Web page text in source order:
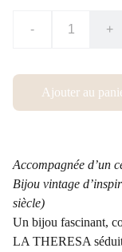
- +
Ajouter au
Accompagnée d’un
Bijou vintage
siècle)
Un bijou fascinant,
LA THERESA